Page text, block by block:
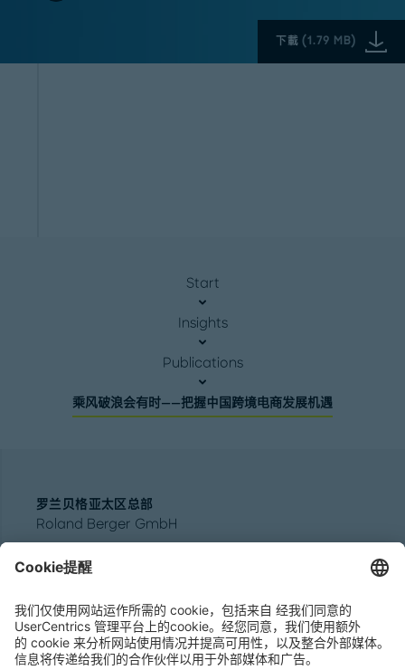
下載(1.79 MB)
Start
Insights
Publications
乘风破浪会有时——把握中国跨境电商发展机遇
罗兰贝格亚太区总部
Roland Berger GmbH
80538 Munich
电话:
+49 89 9230-0
传真:
+49 89 9230-8202